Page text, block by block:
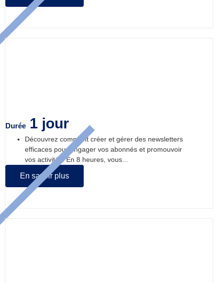
Durée 1 jour
Découvrez comment créer et gérer des newsletters
efficaces pour engager vos abonnés et promouvoir
vos activités. En 8 heures, vous...
En savoir plus